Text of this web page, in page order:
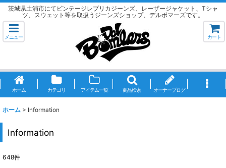
茨城県土浦市にてビンテージレプリカジーンズ、レーザージャケット、Tシャ
ツ、スウェット等を取扱うジーンズショップ、デルボマーズです。
メニュー カート
ホーム カテゴリ アイテム一覧 商品検索 オーナーブログ
ホーム > Information
Information
648件